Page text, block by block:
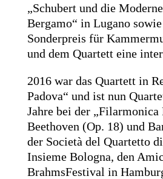
„Schubert und die
Bergamo“ in Lugano
Sonderpreis für
und dem Quartett eine
2016 war das Quartett in
Padova“ und ist nun
Jahre bei der „Filarmonica
Beethoven (Op. 18) und
der Società del Quartetto
Insieme Bologna, den
BrahmsFestival in